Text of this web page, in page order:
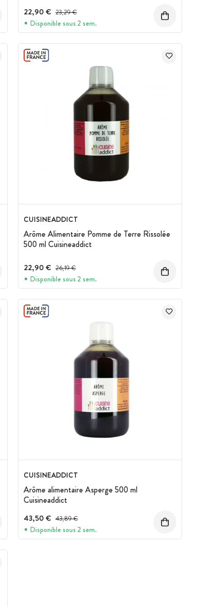
22,90 € Prix avant réduction :
23,29 €
Disponible sous 2 sem.
CUISINEADDICT
Arôme Alimentaire Pomme de Terre Rissolée
500 ml Cuisineaddict
22,90 € Prix avant réduction :
26,19 €
Disponible sous 2 sem.
CUISINEADDICT
Arôme alimentaire Asperge 500 ml
Cuisineaddict
43,50 € Prix avant réduction :
43,89 €
Disponible sous 2 sem.